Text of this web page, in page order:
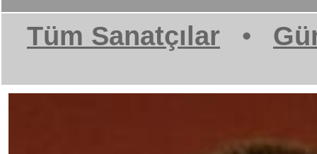
Tüm Sanatçılar •